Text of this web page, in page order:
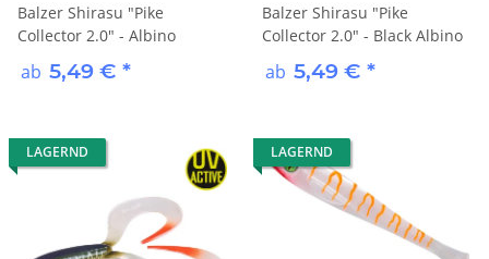
Balzer Shirasu "Pike
Collector 2.0" - Albino
ab 5,49 € *
Balzer Shirasu "Pike
Collector 2.0" - Black Albino
ab 5,49 € *
LAGERND LAGERND